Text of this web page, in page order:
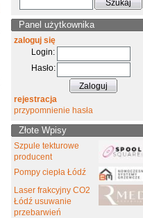
Panel użytkownika
zaloguj się
Login:
Hasło:
rejestracja
przypomnienie hasła
Złote Wpisy
Szpule tekturowe
producent
Pompy ciepła Łódź
Laser frakcyjny CO2
Łódź usuwanie
przebarwień